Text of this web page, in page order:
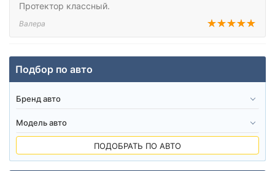
Протектор классный.
Валера
Подбор по авто
ПОДОБРАТЬ ПО АВТО